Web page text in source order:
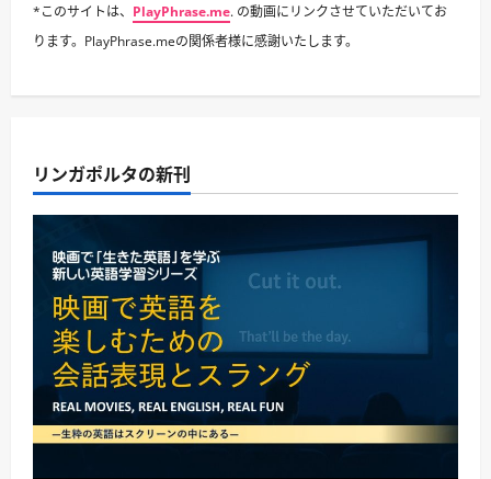
*このサイトは、 PlayPhrase.me. の動画にリンクさせていただいてお
ります。PlayPhrase.meの関係者様に感謝いたします。
リンガポルタの新刊